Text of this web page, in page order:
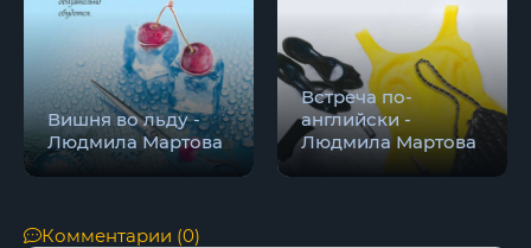
Вишня во льду -
Людмила Мартова
Встреча по-
английски -
Людмила Мартова
Комментарии (0)